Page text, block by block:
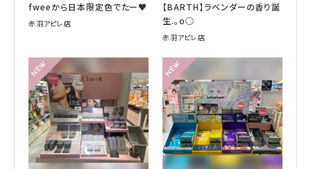
fweeから日本限定色でたー♥
赤羽アピレ店
【BARTH】ラベンダーの香り誕
生.。o○
赤羽アピレ店